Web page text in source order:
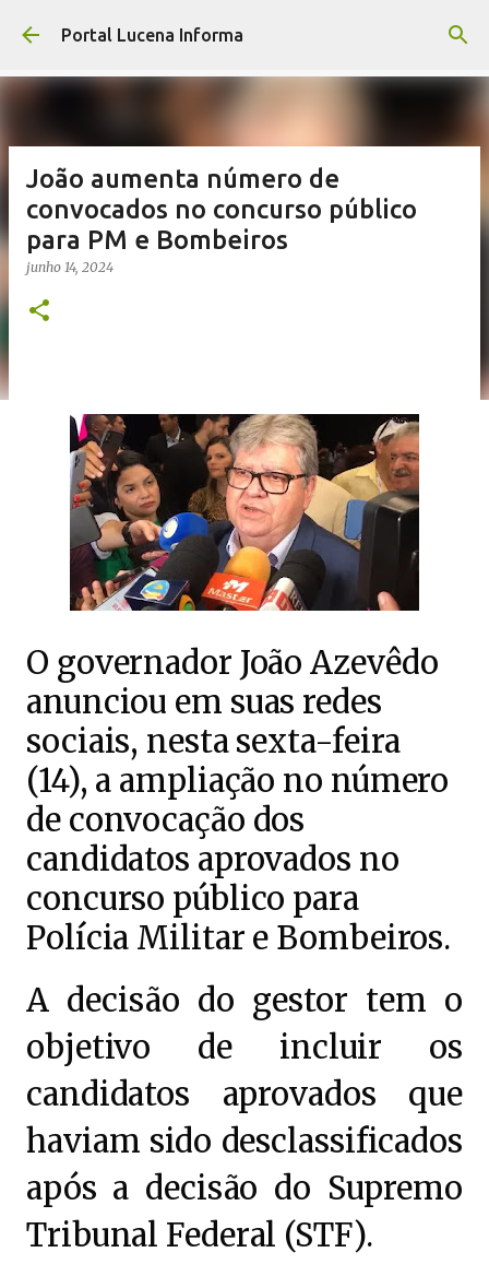
Pular para o conteúdo principal
Portal Lucena Informa
João aumenta número de
convocados no concurso público
para PM e Bombeiros
junho 14, 2024
O governador João Azevêdo
anunciou em suas redes
sociais, nesta sexta-feira
(14), a ampliação no número
de convocação dos
candidatos aprovados no
concurso público para
Polícia Militar e Bombeiros.
A decisão do gestor tem o
objetivo de incluir os
candidatos aprovados que
haviam sido desclassificados
após a decisão do Supremo
Tribunal Federal (STF).